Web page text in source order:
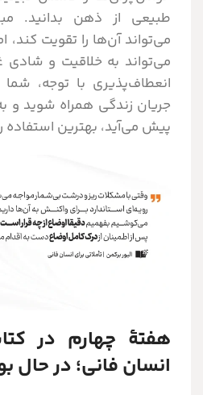
طبیعی از ذهن بدانید.
می‌تواند آن‌ها را تقویت کند،
می‌تواند به خلاقیت و شادی
انعطاف‌پذیری با توجه، شما
جریان زندگی همراه شوید و
پیش می‌آید، بهترین استفاده
هفتۀ چهارم در
انسان فانی؛ در حال